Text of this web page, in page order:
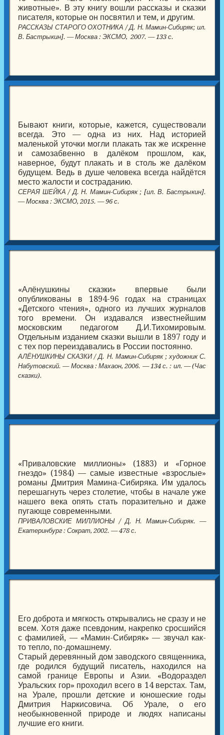
животные». В эту книгу вошли рассказы и сказки
писателя, которые он посвятил и тем, и другим.
РАССКАЗЫ СТАРОГО ОХОТНИКА / Д. Н. Мамин-Сибиряк; ил.
В. Бастрыкин]. — Москва : ЭКСМО, 2007. — 133 с.
Бывают книги, которые, кажется, существовали
всегда. Это — одна из них. Над историей
маленькой уточки могли плакать так же искренне
и самозабвенно в далёком прошлом, как,
наверное, будут плакать и в столь же далёком
будущем. Ведь в душе человека всегда найдётся
место жалости и состраданию.
СЕРАЯ ШЕЙКА / Д. Н. Мамин-Сибиряк ; [ил. В. Бастрыкин].
— Москва : ЭКСМО, 2015. — 96 с.
«Алёнушкины сказки» впервые были
опубликованы в 1894-96 годах на страницах
«Детского чтения», одного из лучших журналов
того времени. Он издавался известнейшим
московским педагогом Д.И.Тихомировым.
Отдельным изданием сказки вышли в 1897 году и
с тех пор переиздавались в России постоянно.
АЛЁНУШКИНЫ СКАЗКИ / Д. Н. Мамин-Сибиряк ; художник С.
Набутовский. — Москва : Махаон, 2006. — 134 с. : ил. — (Час
сказки).
«Приваловские миллионы» (1883) и «Горное
гнездо» (1984) — самые известные «взрослые»
романы Дмитрия Мамина-Сибиряка. Им удалось
перешагнуть через столетие, чтобы в начале уже
нашего века опять стать поразительно и даже
пугающе современными.
ПРИВАЛОВСКИЕ МИЛЛИОНЫ / Д. Н. Мамин-Сибиряк. —
Екатеринбург : Сократ, 2002. — 478 с.
Его доброта и мягкость открывались не сразу и не
всем. Хотя даже псевдоним, накрепко сросшийся
с фамилией, — «Мамин-Сибиряк» — звучал как-
то тепло, по-домашнему.
Старый деревянный дом заводского священника,
где родился будущий писатель, находился на
самой границе Европы и Азии. «Водораздел
Уральских гор» проходил всего в 14 верстах. Там,
на Урале, прошли детские и юношеские годы
Дмитрия Наркисовича. Об Урале, о его
необыкновенной природе и людях написаны
лучшие его книги.